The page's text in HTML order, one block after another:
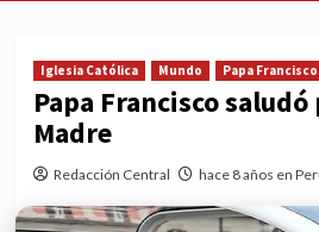
Iglesia Católica Mundo Papa Francisco
Papa Francisco
Madre
Redacción Central hace 8 años en